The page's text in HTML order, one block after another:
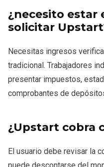
¿necesito estar
solicitar
Necesitas ingresos
tradicional. Trabajadores
presentar impuestos,
comprobantes de
¿Upstart cobra
El usuario debe revisar la